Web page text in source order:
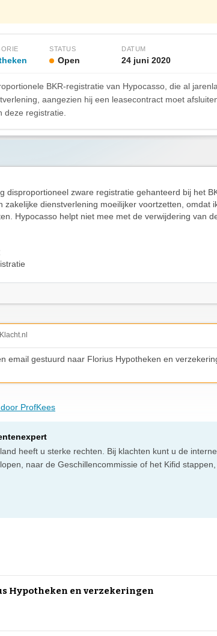
STATUS
Open
DATUM
24 juni 2020
BKR-registratie van Hypocasso, die al
aangezien hij een leasecontract moet
deze registratie.
disproportioneel zware registratie gehanteerd bij het
zakelijke dienstverlening moeilijker voortzetten, omdat
Hypocasso helpt niet mee met de verwijdering van
email gestuurd naar Florius Hypotheken en
ProfKees
heeft u sterke rechten. Bij klachten kunt u de interne
naar de Geschillencommissie of het Kifid
Hypotheken en verzekeringen